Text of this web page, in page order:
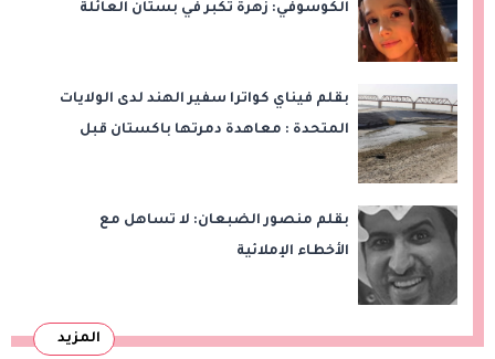
الكوسوفي: زهرةٌ تكبر في بستان العائلة
بقلم فيناي كواترا سفير الهند لدى الولايات
المتحدة : معاهدة دمرتها باكستان قبل
بقلم منصور الضبعان: لا تساهل مع
الأخطاء الإملائية
المزيد